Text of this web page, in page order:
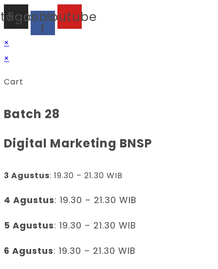
Facebook-
f
Youtube
×
×
Cart
Batch 28
Digital Marketing BNSP
3 Agustus: 19.30 – 21.30 WIB
4 Agustus: 19.30 – 21.30 WIB
5 Agustus: 19.30 – 21.30 WIB
6 Agustus: 19.30 – 21.30 WIB